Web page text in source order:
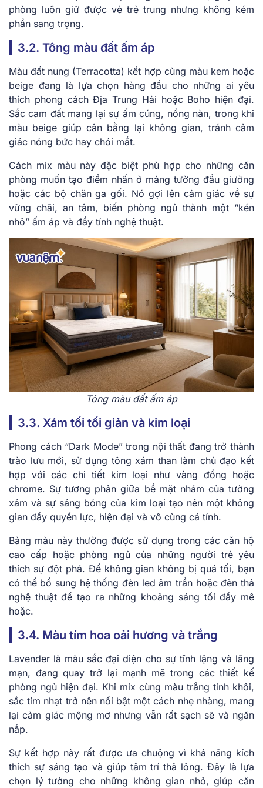
phòng luôn giữ được vẻ trẻ trung nhưng không kém
phần sang trọng.
3.2. Tông màu đất ấm áp
Màu đất nung (Terracotta) kết hợp cùng màu kem hoặc
beige đang là lựa chọn hàng đầu cho những ai yêu
thích phong cách Địa Trung Hải hoặc Boho hiện đại.
Sắc cam đất mang lại sự ấm cúng, nồng nàn, trong khi
màu beige giúp cân bằng lại không gian, tránh cảm
giác nóng bức hay chói mắt.
Cách mix màu này đặc biệt phù hợp cho những căn
phòng muốn tạo điểm nhấn ở mảng tường đầu giường
hoặc các bộ chăn ga gối. Nó gợi lên cảm giác về sự
vững chãi, an tâm, biến phòng ngủ thành một “kén
nhỏ” ấm áp và đầy tính nghệ thuật.
Tông màu đất ấm áp
3.3. Xám tối tối giản và kim loại
Phong cách “Dark Mode” trong nội thất đang trở thành
trào lưu mới, sử dụng tông xám than làm chủ đạo kết
hợp với các chi tiết kim loại như vàng đồng hoặc
chrome. Sự tương phản giữa bề mặt nhám của tường
xám và sự sáng bóng của kim loại tạo nên một không
gian đầy quyền lực, hiện đại và vô cùng cá tính.
Bảng màu này thường được sử dụng trong các căn hộ
cao cấp hoặc phòng ngủ của những người trẻ yêu
thích sự đột phá. Để không gian không bị quá tối, bạn
có thể bổ sung hệ thống đèn led âm trần hoặc đèn thả
nghệ thuật để tạo ra những khoảng sáng tối đầy mê
hoặc.
3.4. Màu tím hoa oải hương và trắng
Lavender là màu sắc đại diện cho sự tĩnh lặng và lãng
mạn, đang quay trở lại mạnh mẽ trong các thiết kế
phòng ngủ hiện đại. Khi mix cùng màu trắng tinh khôi,
sắc tím nhạt trở nên nổi bật một cách nhẹ nhàng, mang
lại cảm giác mộng mơ nhưng vẫn rất sạch sẽ và ngăn
nắp.
Sự kết hợp này rất được ưa chuộng vì khả năng kích
thích sự sáng tạo và giúp tâm trí thả lỏng. Đây là lựa
chọn lý tưởng cho những không gian nhỏ, giúp căn